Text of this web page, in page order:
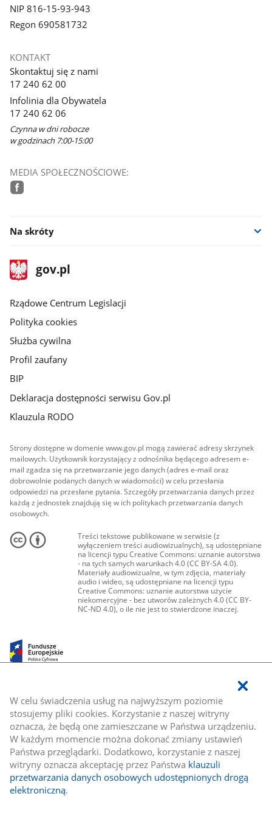
W celu świadczenia usług na najwyższym poziomie
stosujemy pliki cookies. Korzystanie z naszej witryny
oznacza, że będą one zamieszczane w Państwa urządzeniu.
W każdym momencie można dokonać zmiany ustawień
Państwa przeglądarki. Dodatkowo, korzystanie z naszej
witryny oznacza akceptację przez Państwa klauzuli
przetwarzania danych osobowych udostępnionych drogą
elektroniczną.
NIP 816-15-93-943
Regon 690581732
KONTAKT
Skontaktuj się z nami
17 240 62 00
Infolinia dla Obywatela
17 240 62 06
Czynna w dni robocze
w godzinach 7:00-15:00
MEDIA SPOŁECZNOŚCIOWE:
Na skróty
stopka
gov.plStrona
gov.pl
Rządowe Centrum Legislacji
Polityka cookies
Służba cywilna
Profil zaufany
BIP
Deklaracja dostępności serwisu Gov.pl
Klauzula RODO
Strony dostępne w domenie www.gov.pl mogą zawierać adresy skrzynek
mailowych. Użytkownik korzystający z odnośnika będącego adresem e-
mail zgadza się na przetwarzanie jego danych (adres e-mail oraz
dobrowolnie podanych danych w wiadomości) w celu przesłania
odpowiedzi na przesłane pytania. Szczegóły przetwarzania danych przez
każdą z jednostek znajdują się w ich politykach przetwarzania danych
osobowych.
Treści tekstowe publikowane w serwisie (z
wyłączeniem treści audiowizualnych), są udostępniane
na licencji typu Creative Commons: uznanie autorstwa
- na tych samych warunkach 4.0 (CC BY-SA 4.0).
Materiały audiowizualne, w tym zdjęcia, materiały
audio i wideo, są udostępniane na licencji typu
Creative Commons: uznanie autorstwa użycie
niekomercyjne - bez utworów zależnych 4.0 (CC BY-
NC-ND 4.0), o ile nie jest to stwierdzone inaczej.